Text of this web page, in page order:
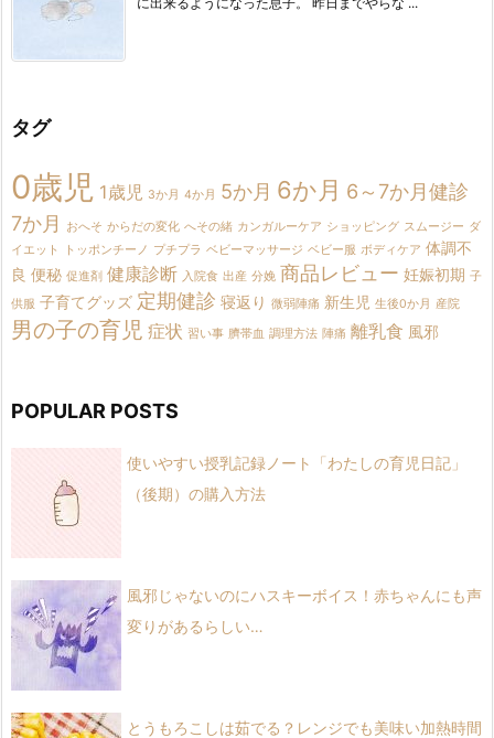
タグ
0歳児 1歳児 3か月 4か月 5か月 6か月 6～7か月健診
7か月
おへそ からだの変化 へその緒 カンガルーケア ショッピング スムージー ダ
イエット
トッポンチーノ プチプラ ベビーマッサージ ベビー服 ボディケア 体調不
良 便秘 促進剤 健康診断 入院食 出産 分娩 商品レビュー 妊娠初期 子
供服 子育てグッズ 定期健診 寝返り 微弱陣痛 新生児 生後0か月 産院
男の子の育児 症状 習い事 臍帯血 調理方法 陣痛 離乳食 風邪
POPULAR POSTS
使いやすい授乳記録ノート「わたしの育児日記」
（後期）の購入方法
風邪じゃないのにハスキーボイス！赤ちゃんにも声
変りがあるらしい…
とうもろこしは茹でる？レンジでも美味い加熱時間